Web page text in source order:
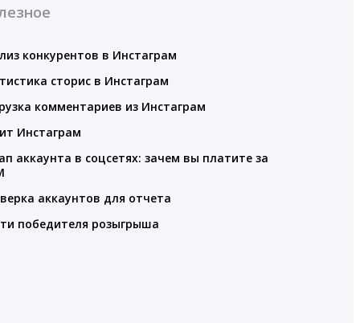
конкурентов в Инстаграм
сторис в Инстаграм
комментариев из Инстаграм
Инстаграм
аккаунта в соцсетях: зачем вы платите за
аккаунтов для отчета
победителя розыгрыша